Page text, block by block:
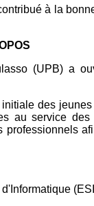
à la
(UPB) a
des
au service